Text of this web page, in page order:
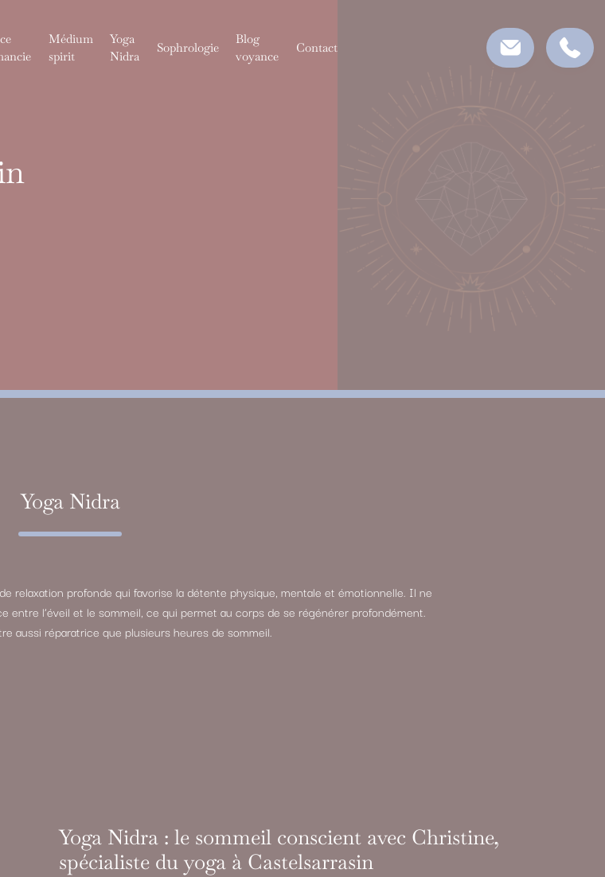
Médium
spirit
Yoga
Nidra
Sophrologie
Blog
voyance
Contact
Yoga Nidra
relaxation profonde qui favorise la détente physique, mentale et émotionnelle. Il ne
entre l’éveil et le sommeil, ce qui permet au corps de se régénérer profondément.
aussi réparatrice que plusieurs heures de sommeil.
Yoga Nidra : le sommeil conscient avec Christine,
spécialiste du yoga à Castelsarrasin